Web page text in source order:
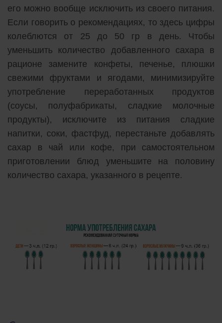
его можно вообще исключить из своего питания.
Если говорить о рекомендациях, то здесь цифры
колеблются от 25 до 50 гр в день. Чтобы
уменьшить количество добавленного сахара в
рационе замените конфеты, печенье, плюшки
свежими фруктами и ягодами, минимизируйте
употребление переработанных продуктов
(соусы, полуфабрикаты, сладкие молочные
продукты), исключите из питания сладкие
напитки, соки, фастфуд, перестаньте добавлять
сахар в чай или кофе, при самостоятельном
приготовлении блюд уменьшите на половину
количество сахара, указанного в рецепте.